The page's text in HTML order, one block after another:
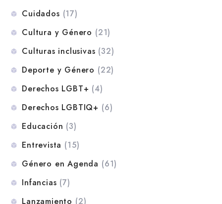
Cuidados (17)
Cultura y Género (21)
Culturas inclusivas (32)
Deporte y Género (22)
Derechos LGBT+ (4)
Derechos LGBTIQ+ (6)
Educación (3)
Entrevista (15)
Género en Agenda (61)
Infancias (7)
Lanzamiento (2)